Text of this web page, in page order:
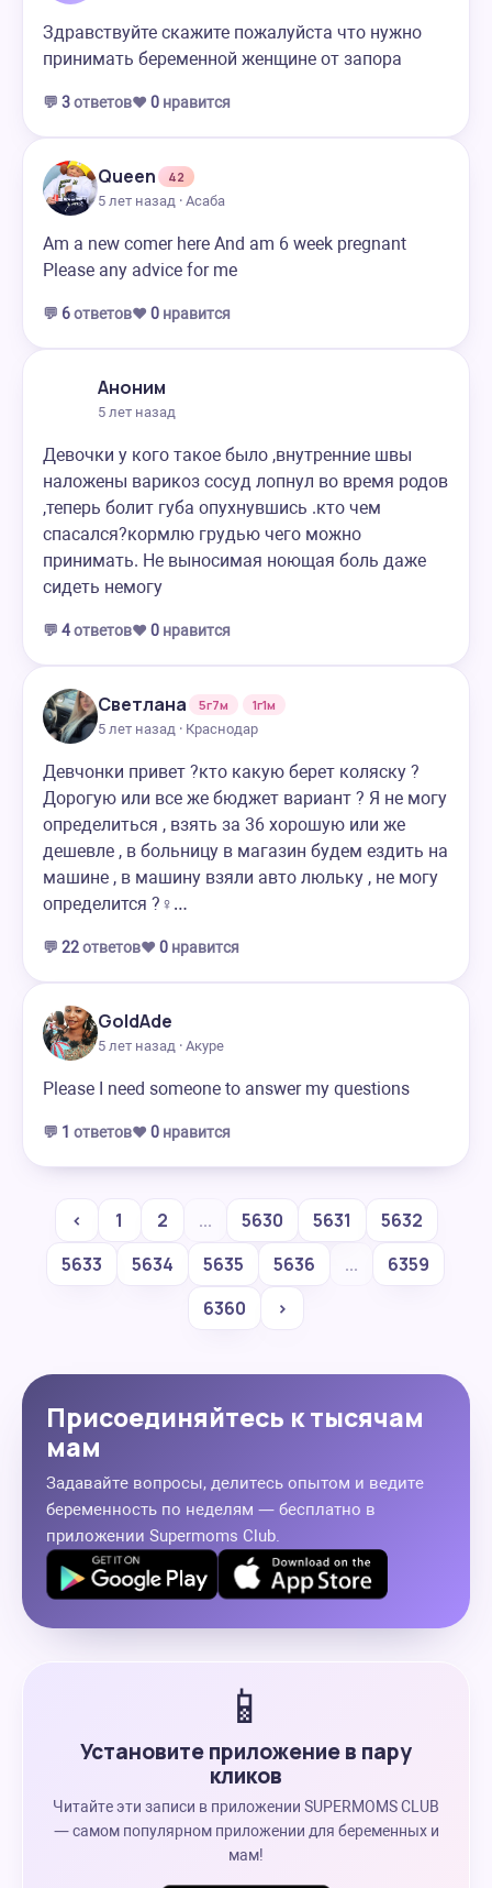
Здравствуйте скажите пожалуйста что нужно
принимать беременной женщине от запора
💬 3ответов❤️ 0 нравится
Queen
42
5 лет назад · Асаба
Am a new comer here And am 6 week pregnant
Please any advice for me
💬 6ответов❤️ 0 нравится
Аноним
5 лет назад
Девочки у кого такое было ,внутренние швы
наложены варикоз сосуд лопнул во время родов
,теперь болит губа опухнувшись .кто чем
спасался?кормлю грудью чего можно
принимать. Не выносимая ноющая боль даже
сидеть немогу
💬 4ответов❤️ 0 нравится
Светлана 5г7м
1г1м
5 лет назад · Краснодар
Девчонки привет ?кто какую берет коляску ?
Дорогую или все же бюджет вариант ? Я не могу
определиться , взять за 36 хорошую или же
дешевле , в больницу в магазин будем ездить на
машине , в машину взяли авто люльку , не могу
определится ?‍♀️…
💬 22ответов❤️ 0 нравится
GoldAde
5 лет назад · Акуре
Please I need someone to answer my questions
💬 1 ответов❤️ 0 нравится
‹ 1 2 ... 5630 5631
5632
5633
5634 5635 5636 ...
6359
6360
›
Присоединяйтесь к тысячам
мам
Задавайте вопросы, делитесь опытом и ведите
беременность по неделям — бесплатно в
приложении Supermoms Club.
📱
Установите приложение в пару
кликов
Читайте эти записи в приложении SUPERMOMS CLUB
— самом популярном приложении для беременных и
мам!